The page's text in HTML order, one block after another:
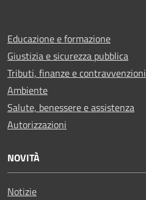
Educazione e formazione
Giustizia e sicurezza pubblica
Tributi, finanze e contravvenzioni
Ambiente
Salute, benessere e assistenza
Autorizzazioni
NOVITÀ
Notizie